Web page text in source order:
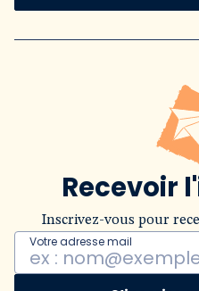
Recevoir
Inscrivez-vous pour
Votre adresse mail